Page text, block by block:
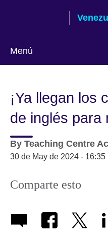
Menú
idioma
¡Ya llegan los
de inglés para
By Teaching Centre
30 de May de 2024 - 16:35
Comparte esto